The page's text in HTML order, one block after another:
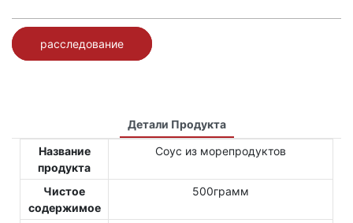
расследование
Детали Продукта
Название
продукта
Соус из морепродуктов
Чистое
содержимое
500грамм